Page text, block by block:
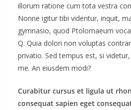
illorum ratione cum tota vestra
Nonne igitur tibi videntur, inquit,
gymnasio, quod Ptolomaeum
Q. Quia dolori non voluptas
privatio. Sed tempus est, si
me. An eiusdem modi?
Curabitur cursus et ligula ut
consequat sapien eget